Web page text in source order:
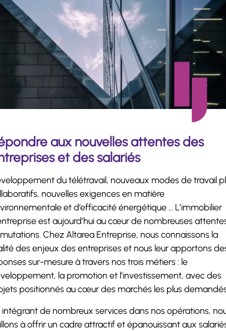
aux nouvelles attentes des
et des salariés
du télétravail, nouveaux modes de travail
nouvelles exigences en matière
et d’efficacité énergétique … L’immobilier
est aujourd’hui au cœur de nombreuses
Chez Altarea Entreprise, nous connaissons la
des enjeux des entreprises et nous leur apportons
sur-mesure à travers nos trois métiers : le
la promotion et l’investissement, avec des
positionnés au cœur des marchés les plus
intégrant de nombreux services dans nos opérations,
à offrir un cadre attractif et épanouissant aux